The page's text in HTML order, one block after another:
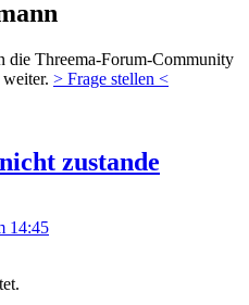
die Threema-Forum-Community
> Frage stellen <
zustande
14:45